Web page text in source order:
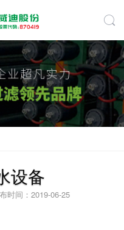
设备
间：2019-06-25